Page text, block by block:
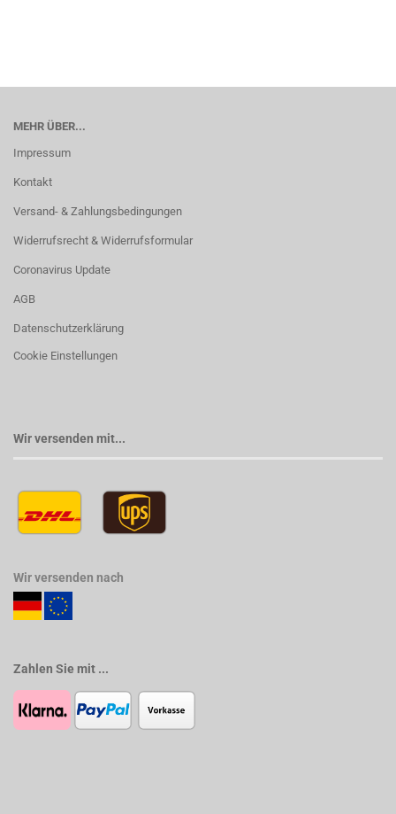
MEHR ÜBER...
Impressum
Kontakt
Versand- & Zahlungsbedingungen
Widerrufsrecht & Widerrufsformular
Coronavirus Update
AGB
Datenschutzerklärung
Cookie Einstellungen
Wir versenden mit...
Wir versenden nach
Zahlen Sie mit ...